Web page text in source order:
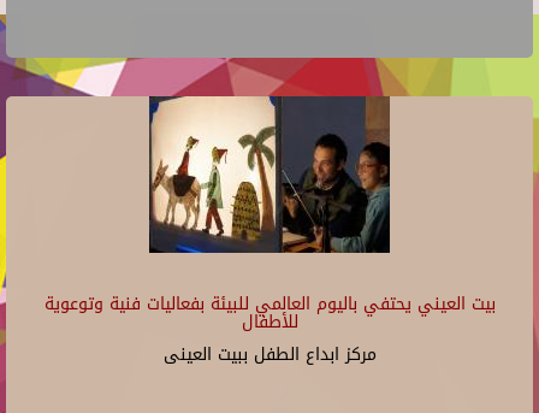
بيت العيني يحتفي باليوم العالمي للبيئة بفعاليات فنية وتوعوية
للأطفال
مركز ابداع الطفل ببيت العينى